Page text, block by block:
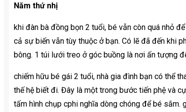
Năm thứ nhị
khi đàn bà đồng bọn 2 tuổi, bé vẫn còn quá nhỏ
cả sự biến vẫn tùy thuộc ở bạn. Có lẽ đã đến khi
bông. 1 túi lưới treo ở góc buồng là nơi ấn tượng
chiếm hữu bé gái 2 tuổi, nhà gia đình bạn có thể
thế hệ biết đi. Đây là một trong bước tiến phệ và
tấm hình chụp cphi nghĩa dòng chóng để bé